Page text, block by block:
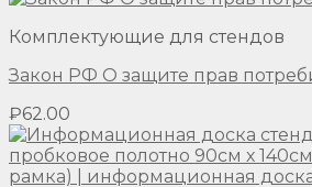
Комплектующие для стендов
Закон РФ О защите прав
₽62.00